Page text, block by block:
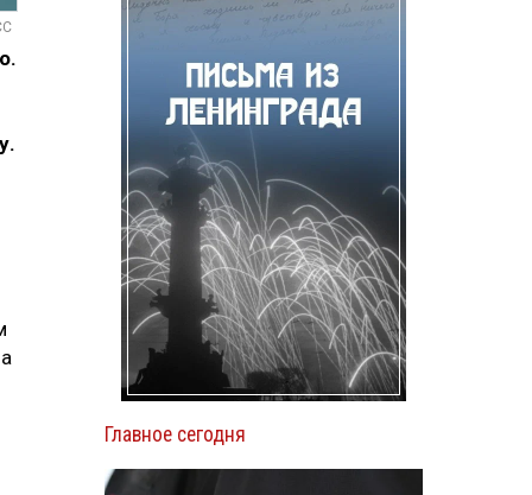
Главное сегодня